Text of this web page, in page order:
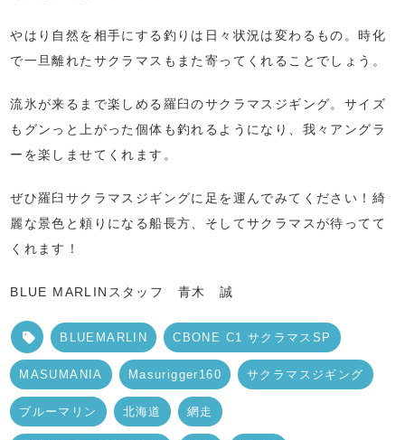
やはり自然を相手にする釣りは日々状況は変わるもの。時化
で一旦離れたサクラマスもまた寄ってくれることでしょう。
流氷が来るまで楽しめる羅臼のサクラマスジギング。サイズ
もグンっと上がった個体も釣れるようになり、我々アングラ
ーを楽しませてくれます。
ぜひ羅臼サクラマスジギングに足を運んでみてください！綺
麗な景色と頼りになる船長方、そしてサクラマスが待ってて
くれます！
BLUE MARLINスタッフ 青木 誠
BLUEMARLIN CBONE C1 サクラマスSP
MASUMANIA Masurigger160 サクラマスジギング
ブルーマリン 北海道 網走